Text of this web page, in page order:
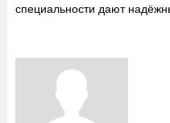
специальности дают